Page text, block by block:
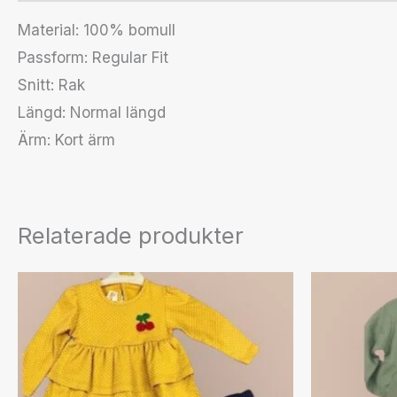
Material: 100% bomull
Passform: Regular Fit
Snitt: Rak
Längd: Normal längd
Ärm: Kort ärm
Relaterade produkter
Den
här
produkten
har